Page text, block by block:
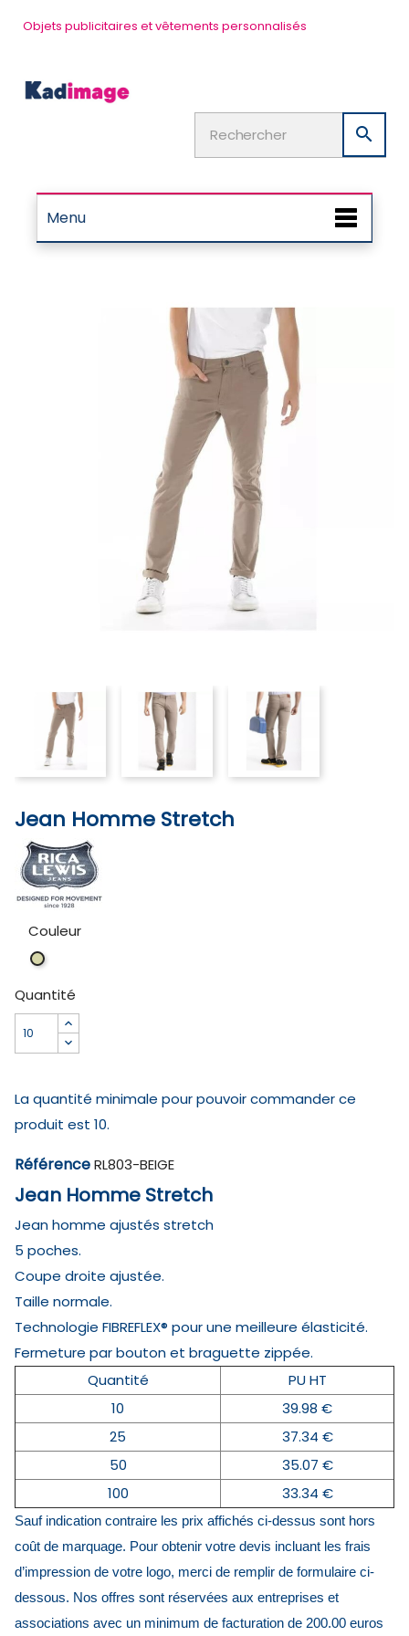
Objets publicitaires et vêtements personnalisés

Menu
Jean Homme Stretch
Couleur
BEIGE
Quantité
La quantité minimale pour pouvoir commander ce
produit est 10.
RéférenceRL803-BEIGE
Jean Homme Stretch
Jean homme ajustés stretch
5 poches.
Coupe droite ajustée.
Taille normale.
Technologie FIBREFLEX® pour une meilleure élasticité.
Fermeture par bouton et braguette zippée.
Quantité
PU HT
10
39.98 €
25
37.34 €
50
35.07 €
100
33.34 €
Sauf indication contraire les prix affichés ci-dessus sont hors
coût de marquage. Pour obtenir votre devis incluant les frais
d’impression de votre logo, merci de remplir de formulaire ci-
dessous. Nos offres sont réservées aux entreprises et
associations avec un minimum de facturation de 200.00 euros